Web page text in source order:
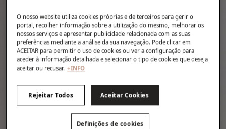
O nosso website utiliza cookies próprias e de terceiros para gerir o
portal, recolher informação sobre a utilização do mesmo, melhorar os
nossos serviços e apresentar publicidade relacionada com as suas
preferências mediante a análise da sua navegação. Pode clicar em
ACEITAR para permitir o uso de cookies ou ver a configuração para
aceder à informação detalhada e selecionar o tipo de cookies que deseja
aceitar ou recusar. +INFO
Rejeitar Todos Aceitar Cookies
Definições de cookies